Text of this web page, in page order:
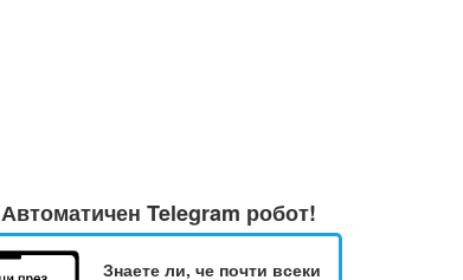
Автоматичен Telegram робот!
Знаете ли, че почти всеки